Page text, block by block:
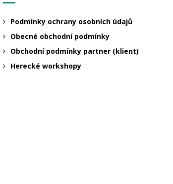
Podmínky ochrany osobních údajů
Obecné obchodní podmínky
Obchodní podmínky partner (klient)
Herecké workshopy